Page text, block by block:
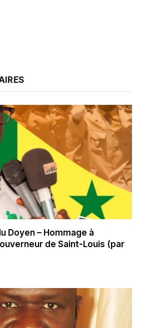
Doyen – Hommage à
de Saint-Louis (par